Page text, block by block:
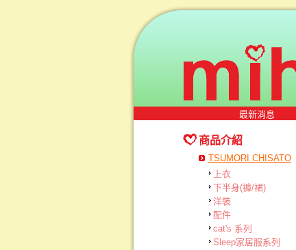
最新消息
商品介紹
TSUMORI CHISATO
上衣
下半身(褲/裙)
洋裝
配件
cat's 系列
Sleep家居服系列